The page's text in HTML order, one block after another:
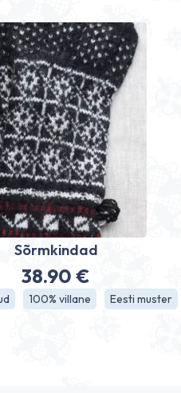
Sõrmkindad
38.90€
100% villane Eesti muster